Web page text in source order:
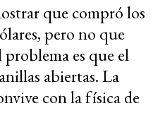
que compró los
pero no que
es que el
abiertas. La
con la física de